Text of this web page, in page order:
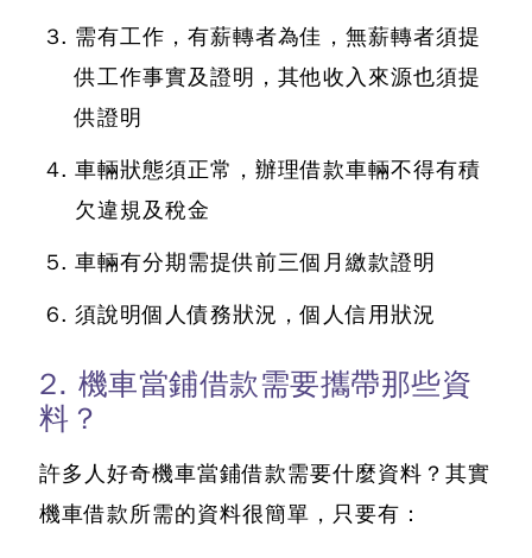
需有工作，有薪轉者為佳，無薪轉者須提
供工作事實及證明，其他收入來源也須提
供證明
車輛狀態須正常，辦理借款車輛不得有積
欠違規及稅金
車輛有分期需提供前三個月繳款證明
須說明個人債務狀況，個人信用狀況
2. 機車當鋪借款需要攜帶那些資
料？
許多人好奇機車當鋪借款需要什麼資料？ 其實
機車借款所需的資料很簡單，只要有：